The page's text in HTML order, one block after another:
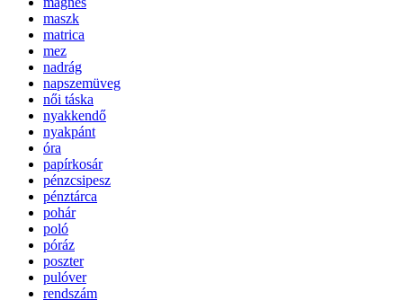
maszk
matrica
mez
nadrág
napszemüveg
női táska
nyakkendő
nyakpánt
óra
papírkosár
pénzcsipesz
pénztárca
pohár
poló
póráz
poszter
pulóver
rendszám